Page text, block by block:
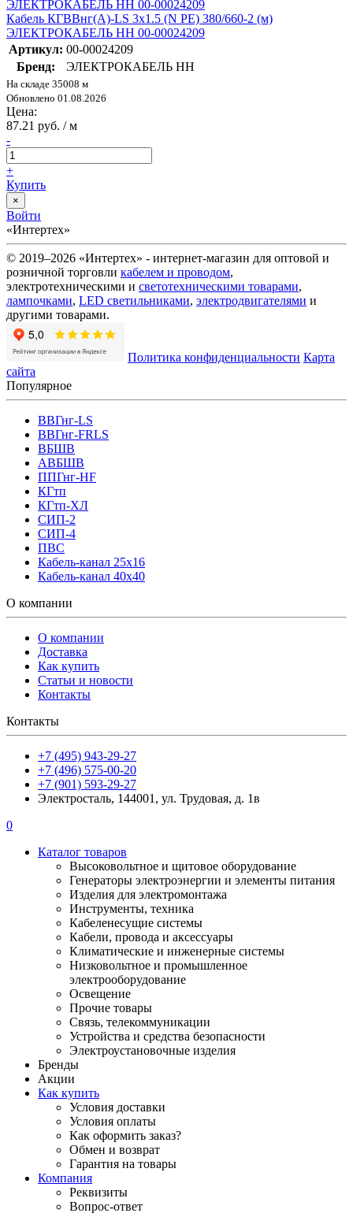
Кабель КГВВнг(А)-LS 3х1.5 (N PE) 380/660-2 (м)
ЭЛЕКТРОКАБЕЛЬ НН 00-00024209
Артикул: 00-00024209
Бренд:
ЭЛЕКТРОКАБЕЛЬ НН
На складе 35008 м
Обновлено 01.08.2026
Цена:
87.21 руб. / м
-
+
Купить
×
Войти
«Интертех»
© 2019–2026 «Интертех» - интернет-магазин для оптовой и
розничной торговли кабелем и проводом,
электротехническими и светотехническими товарами,
лампочками, LED светильниками, электродвигателями и
другими товарами.
Политика конфиденциальности Карта
сайта
Популярное
ВВГнг-LS
ВВГнг-FRLS
ВБШВ
АВБШВ
ППГнг-HF
КГтп
КГтп-ХЛ
СИП-2
СИП-4
ПВС
Кабель-канал 25х16
Кабель-канал 40х40
О компании
О компании
Доставка
Как купить
Статьи и новости
Контакты
Контакты
+7 (495) 943-29-27
+7 (496) 575-00-20
+7 (901) 593-29-27
Электросталь, 144001, ул. Трудовая, д. 1в
0
Каталог товаров
Высоковольтное и щитовое оборудование
Генераторы электроэнергии и элементы питания
Изделия для электромонтажа
Инструменты, техника
Кабеленесущие системы
Кабели, провода и аксессуары
Климатические и инженерные системы
Низковольтное и промышленное
электрооборудование
Освещение
Прочие товары
Связь, телекоммуникации
Устройства и средства безопасности
Электроустановочные изделия
Бренды
Акции
Как купить
Условия доставки
Условия оплаты
Как оформить заказ?
Обмен и возврат
Гарантия на товары
Компания
Реквизиты
Вопрос-ответ